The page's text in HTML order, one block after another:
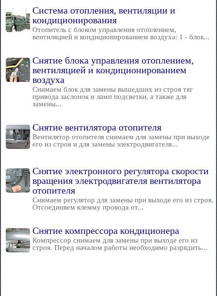
Система отопления, вентиляции и
кондиционирования
Отопитель с блоком управления отоплением,
вентиляцией и кондиционированием воздуха: 1 - блок...
Снятие блока управления отоплением,
вентиляцией и кондиционированием
воздуха
Снимаем блок для замены вышедших из строя тяг
привода заслонок и ламп подсветки, а также для
замены...
Снятие вентилятора отопителя
Вентилятор отопителя снимаем для замены при выходе
его из строя и для замены электродвигателя...
Снятие электронного регулятора скорости
вращения электродвигателя вентилятора
отопителя
Снимаем регулятор для замены при выходе его из строя.
Отсоединяем клемму провода от...
Снятие компрессора кондиционера
Компрессор снимаем для замены при выходе его из
строя. Перед началом работы необходимо разрядить...